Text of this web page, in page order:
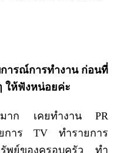
ารณ์การทำงาน ก่อนที่
ให้ฟังหน่อยค่ะ
มาก เคยทำงาน PR
การ TV ทำรายการ
พย์ของครอบครัว ทำ